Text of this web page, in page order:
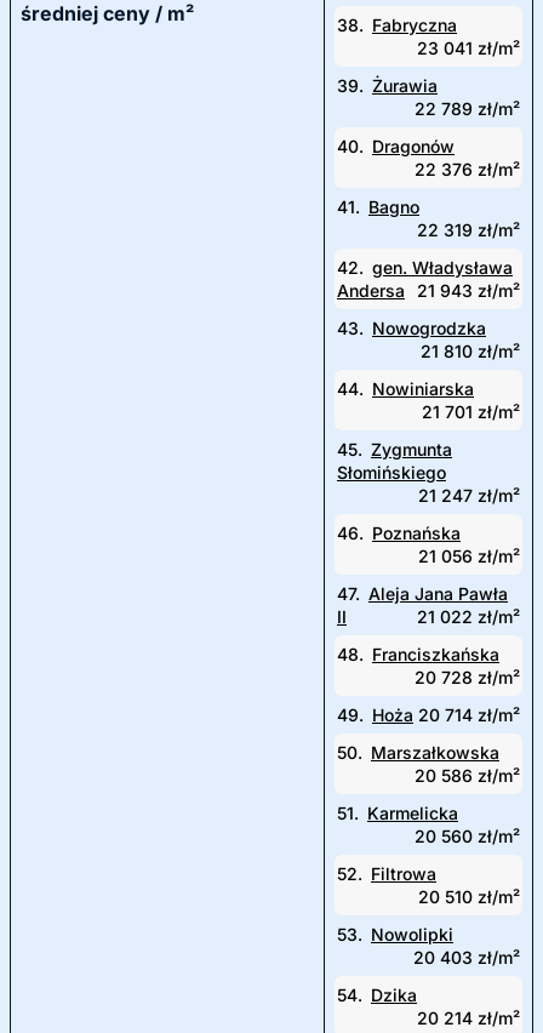
średniej ceny / m²
38. Fabryczna
23 041 zł/m²
39. Żurawia
22 789 zł/m²
40. Dragonów
22 376 zł/m²
41. Bagno
22 319 zł/m²
42. gen. Władysława
Andersa
21 943 zł/m²
43. Nowogrodzka
21 810 zł/m²
44. Nowiniarska
21 701 zł/m²
45. Zygmunta
Słomińskiego
21 247 zł/m²
46. Poznańska
21 056 zł/m²
47. Aleja Jana Pawła
II
21 022 zł/m²
48. Franciszkańska
20 728 zł/m²
49. Hoża 20 714 zł/m²
50. Marszałkowska
20 586 zł/m²
51. Karmelicka
20 560 zł/m²
52. Filtrowa
20 510 zł/m²
53. Nowolipki
20 403 zł/m²
54. Dzika
20 214 zł/m²